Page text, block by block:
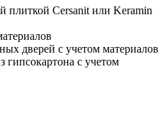
плиткой Cersanit или Keramin
дверей с учетом материалов
гипсокартона с учетом